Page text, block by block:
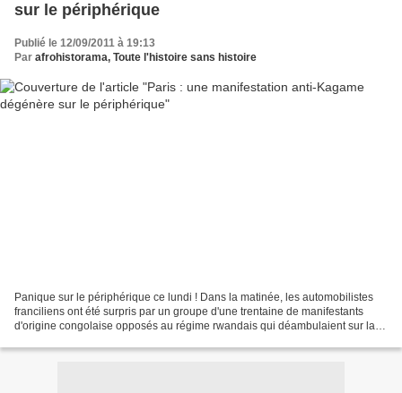
sur le périphérique
Publié le 12/09/2011 à 19:13
Par afrohistorama, Toute l'histoire sans histoire
Panique sur le périphérique ce lundi ! Dans la matinée, les automobilistes
franciliens ont été surpris par un groupe d'une trentaine de manifestants
d'origine congolaise opposés au régime rwandais qui déambulaient sur la